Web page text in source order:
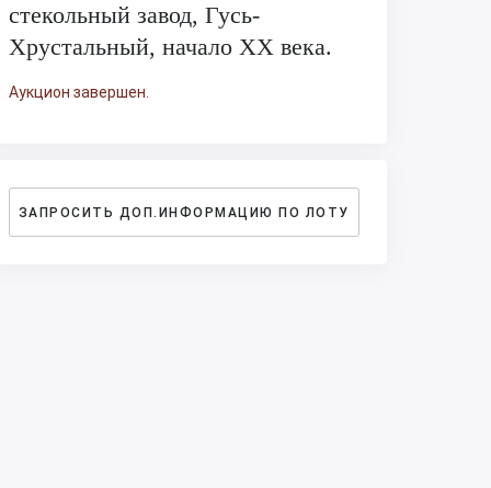
стекольный завод, Гусь-
Хрустальный, начало XX века.
Аукцион завершен.
ЗАПРОСИТЬ ДОП.ИНФОРМАЦИЮ ПО ЛОТУ